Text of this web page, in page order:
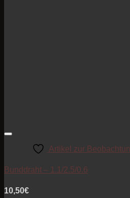
Artikel zur
Bunddraht – 1.1/2.5/0.6
10,50€